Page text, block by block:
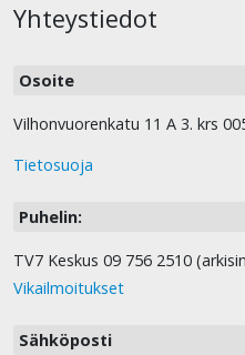
Yhteystiedot
Osoite
Vilhonvuorenkatu 11 A 3. krs
Tietosuoja
Puhelin:
TV7 Keskus 09 756 2510
Vikailmoitukset
Sähköposti